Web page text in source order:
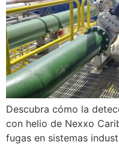
Descubra cómo la
con helio de Nexxo
fugas en sistemas